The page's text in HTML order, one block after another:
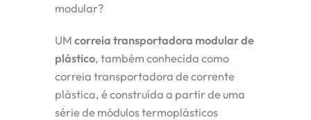
modular?
UM correia transportadora modular de
plástico, também conhecida como
correia transportadora de corrente
plástica, é construída a partir de uma
série de módulos termoplásticos